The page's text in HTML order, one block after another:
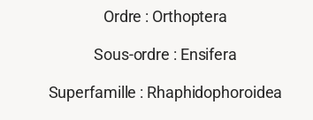
Ordre : Orthoptera
Sous-ordre : Ensifera
Superfamille : Rhaphidophoroidea